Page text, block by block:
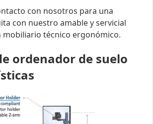
con nosotros para una
con nuestro amable y servicial
mobiliario técnico ergonómico.
ordenador de suelo